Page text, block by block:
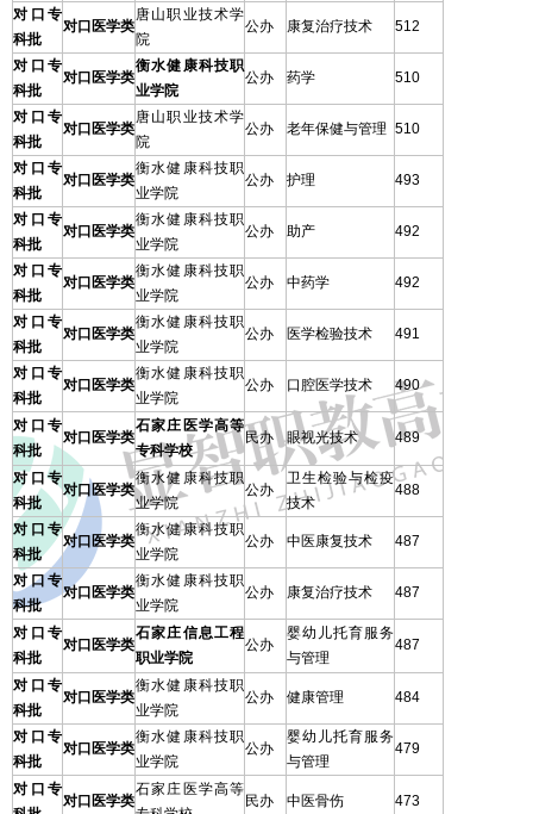
对口专
科批
对口医学类
唐山职业技术学
院
公办 康复治疗技术 512
对口专
科批
对口医学类
衡水健康科技职
业学院
公办 药学 510
对口专
科批
对口医学类
唐山职业技术学
院
公办 老年保健与管理 510
对口专
科批
对口医学类
衡水健康科技职
业学院
公办 护理 493
对口专
科批
对口医学类
衡水健康科技职
业学院
公办 助产 492
对口专
科批
对口医学类
衡水健康科技职
业学院
公办 中药学 492
对口专
科批
对口医学类
衡水健康科技职
业学院
公办 医学检验技术 491
对口专
科批
对口医学类
衡水健康科技职
业学院
公办 口腔医学技术 490
对口专
科批
对口医学类
石家庄医学高等
专科学校
民办 眼视光技术 489
对口专
科批
对口医学类
衡水健康科技职
业学院
公办
卫生检验与检疫
技术
488
对口专
科批
对口医学类
衡水健康科技职
业学院
公办 中医康复技术 487
对口专
科批
对口医学类
衡水健康科技职
业学院
公办 康复治疗技术 487
对口专
科批
对口医学类
石家庄信息工程
职业学院
公办
婴幼儿托育服务
与管理
487
对口专
科批
对口医学类
衡水健康科技职
业学院
公办 健康管理 484
对口专
科批
对口医学类
衡水健康科技职
业学院
公办
婴幼儿托育服务
与管理
479
对口专
对口医学类
石家庄医学高等
民办 中医骨伤 473